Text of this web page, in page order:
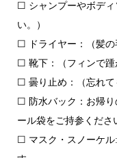
☐ シャンプーやボディ
い。）
☐ ドライヤー：（髪の
☐ 靴下：（フィンで踵
☐ 曇り止め：（忘れて
☐ 防水バック：お帰り
ール袋をご持参くださ
☐ マスク・スノーケル